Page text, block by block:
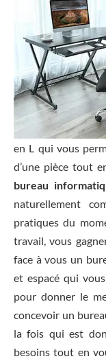
en L qui vous
d’une pièce tout
bureau
naturellement
pratiques du
travail, vous
face à vous un
et espacé qui
pour donner le
concevoir un
la fois qui est
besoins tout en